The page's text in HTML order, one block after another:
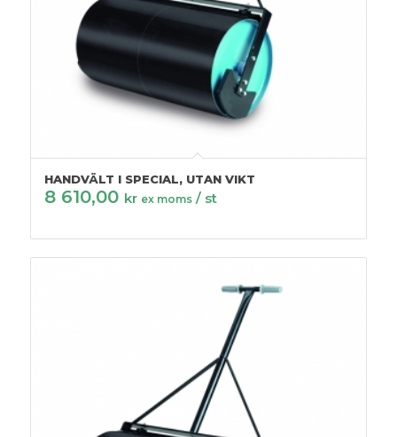
HANDVÄLT I SPECIAL, UTAN VIKT
8 610,00 kr ex moms / st